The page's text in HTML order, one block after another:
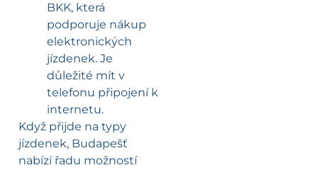
BKK, která
podporuje nákup
elektronických
jízdenek. Je
důležité mít v
telefonu připojení k
internetu.
Když přijde na typy
jízdenek, Budapešť
nabízí řadu možností